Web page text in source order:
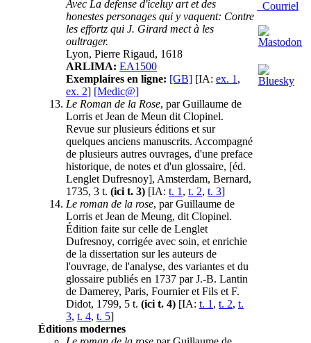
Avec La defense d'iceluy art et des
honestes personages qui y vaquent: Contre
les effortz qui J. Girard mect à les
oultrager.
Lyon, Pierre Rigaud, 1618
ARLIMA: EA1500
Exemplaires en ligne: [GB] [IA: ex. 1 ,
ex. 2] [Medic@]
Le Roman de la Rose, par Guillaume de
Lorris et Jean de Meun dit Clopinel.
Revue sur plusieurs éditions et sur
quelques anciens manuscrits. Accompagné
de plusieurs autres ouvrages, d'une preface
historique, de notes et d'un glossaire, [éd.
Lenglet Dufresnoy], Amsterdam, Bernard,
1735, 3 t. (ici t. 3) [IA: t. 1 , t. 2, t. 3]
Le roman de la rose, par Guillaume de
Lorris et Jean de Meung, dit Clopinel.
Édition faite sur celle de Lenglet
Dufresnoy, corrigée avec soin, et enrichie
de la dissertation sur les auteurs de
l'ouvrage, de l'analyse, des variantes et du
glossaire publiés en 1737 par J.-B. Lantin
de Damerey, Paris, Fournier et Fils et F.
Didot, 1799, 5 t. (ici t. 4) [IA: t. 1 , t. 2, t.
3, t. 4, t. 5]
Éditions modernes
Courriel